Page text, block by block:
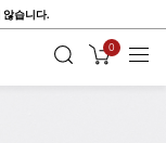
않습니다.
0